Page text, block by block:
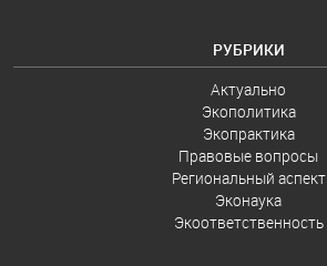
РУБРИКИ
Актуально
Экополитика
Экопрактика
Правовые вопросы
Региональный аспект
Эконаука
Экоответственность